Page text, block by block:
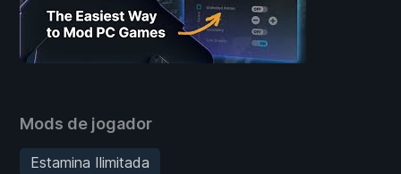
Mods de jogador
Estamina Ilimitada